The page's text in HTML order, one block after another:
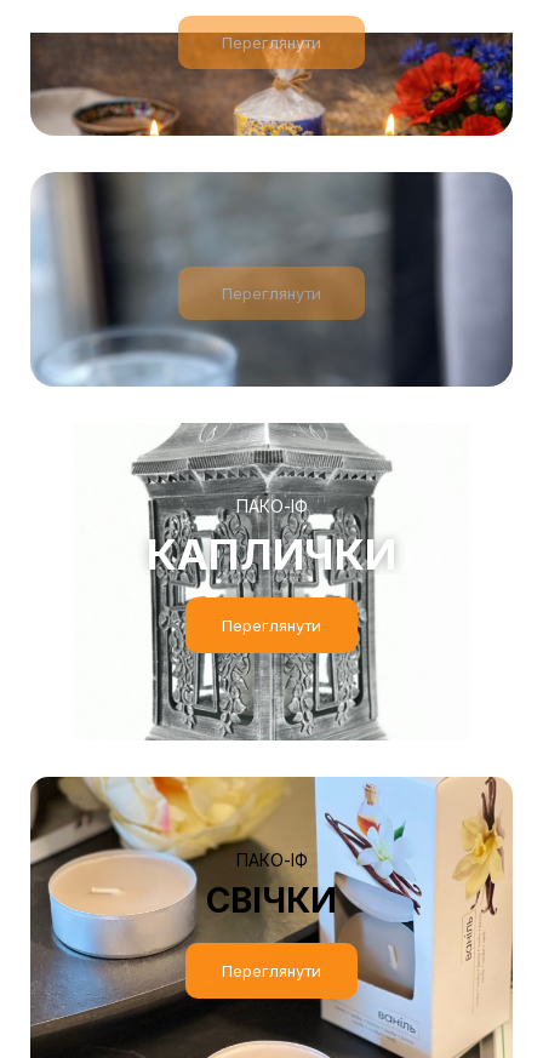
Переглянути
Переглянути
ПАКО-ІФ
КАПЛИЧКИ
Переглянути
ПАКО-ІФ
СВІЧКИ
Переглянути